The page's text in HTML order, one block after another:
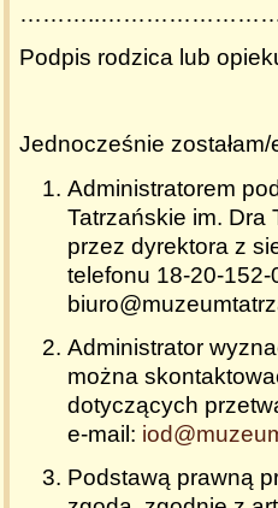
Podpis rodzica lub
Jednocześnie
Administratorem
Tatrzańskie im. Dra
przez dyrektora z
telefonu 18-20-152-
Administrator
można
dotyczących
e-mail:
Podstawą prawną